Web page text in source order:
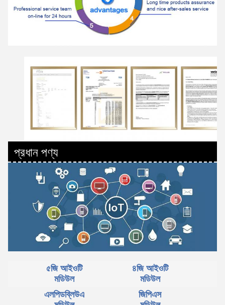
প্রধান পণ্য
৫জি আইওটি
মডিউল
৪জি আইওটি
মডিউল
এলপিডব্লিউএ
জিপিএস